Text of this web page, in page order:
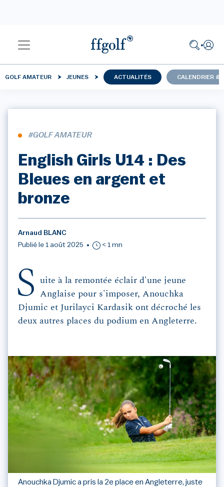
GOLF AMATEUR JEUNES ACTUALITÉS CALENDRIER &
#GOLF AMATEUR
English Girls U14 : Des
Bleues en argent et
bronze
Arnaud BLANC
Publié le 1 août 2025
< 1 mn
S
uite à la remontée éclair d'une jeune
Anglaise pour s'imposer, Anouchka
Djumic et Jurilayci Kardasik ont décroché les
deux autres places du podium en Angleterre.
Anouchka Djumic a pris la 2e place en Angleterre, juste